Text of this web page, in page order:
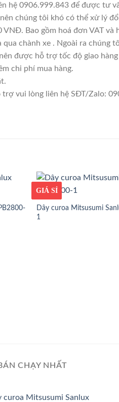
hệ 0906.999.843 để được tư
chúng tôi khó có thể xử lý
Bao gồm hoá đơn VAT và
chành xe . Ngoài ra chúng
được hỗ trợ tốc độ giao
chi phí mua hàng.
vui lòng liên hệ SĐT/Zalo:
GIÁ TỐT
GIÁ SỈ
Dây curoa Mitsusumi
1
CHẠY NHẤT
curoa Mitsusumi Sanlux